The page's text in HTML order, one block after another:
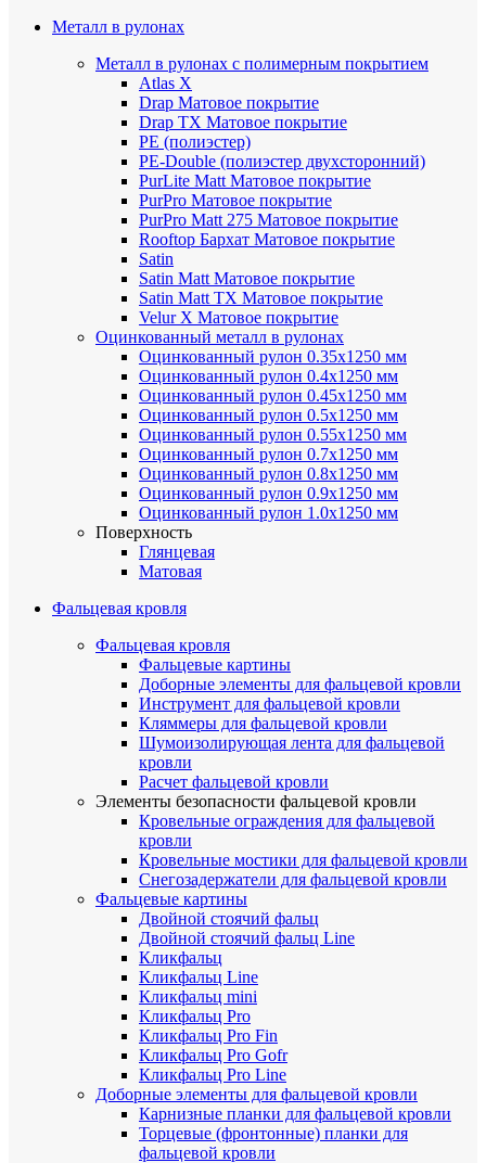
Металл в рулонах
Металл в рулонах с полимерным покрытием
Atlas X
Drap Матовое покрытие
Drap TX Матовое покрытие
PE (полиэстер)
PE-Double (полиэстер двухсторонний)
PurLite Мatt Матовое покрытие
PurPro Матовое покрытие
PurPro Matt 275 Матовое покрытие
Rooftop Бархат Матовое покрытие
Satin
Satin Мatt Матовое покрытие
Satin Matt TX Матовое покрытие
Velur X Матовое покрытие
Оцинкованный металл в рулонах
Оцинкованный рулон 0.35х1250 мм
Оцинкованный рулон 0.4х1250 мм
Оцинкованный рулон 0.45х1250 мм
Оцинкованный рулон 0.5х1250 мм
Оцинкованный рулон 0.55х1250 мм
Оцинкованный рулон 0.7х1250 мм
Оцинкованный рулон 0.8х1250 мм
Оцинкованный рулон 0.9х1250 мм
Оцинкованный рулон 1.0х1250 мм
Поверхность
Глянцевая
Матовая
Фальцевая кровля
Фальцевая кровля
Фальцевые картины
Доборные элементы для фальцевой кровли
Инструмент для фальцевой кровли
Кляммеры для фальцевой кровли
Шумоизолирующая лента для фальцевой
кровли
Расчет фальцевой кровли
Элементы безопасности фальцевой кровли
Кровельные ограждения для фальцевой
кровли
Кровельные мостики для фальцевой кровли
Снегозадержатели для фальцевой кровли
Фальцевые картины
Двойной стоячий фальц
Двойной стоячий фальц Line
Кликфальц
Кликфальц Line
Кликфальц mini
Кликфальц Pro
Кликфальц Pro Fin
Кликфальц Pro Gofr
Кликфальц Pro Line
Доборные элементы для фальцевой кровли
Карнизные планки для фальцевой кровли
Торцевые (фронтонные) планки для
фальцевой кровли